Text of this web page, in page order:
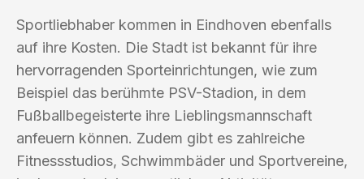
Sportliebhaber kommen in Eindhoven ebenfalls
auf ihre Kosten. Die Stadt ist bekannt für ihre
hervorragenden Sporteinrichtungen, wie zum
Beispiel das berühmte PSV-Stadion, in dem
Fußballbegeisterte ihre Lieblingsmannschaft
anfeuern können. Zudem gibt es zahlreiche
Fitnessstudios, Schwimmbäder und Sportvereine,